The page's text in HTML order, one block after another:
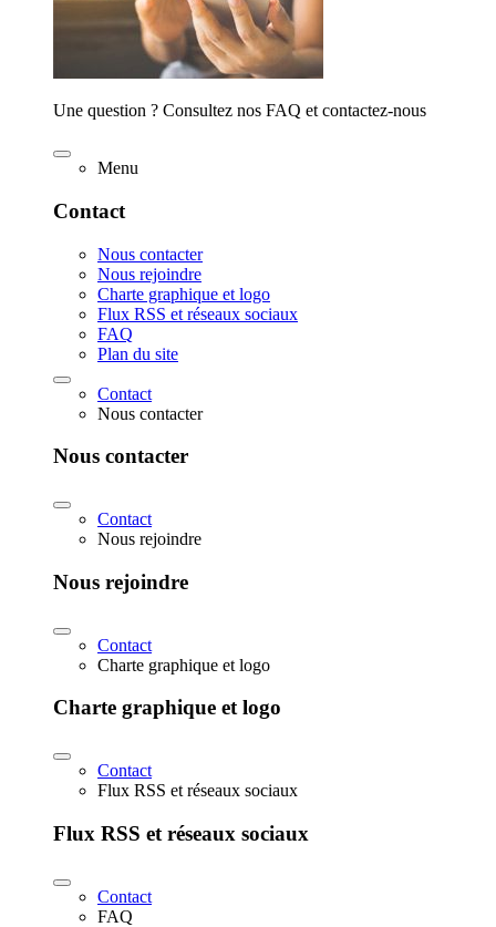
Une question ? Consultez nos FAQ et contactez-nous
Menu
Contact
Nous contacter
Nous rejoindre
Charte graphique et logo
Flux RSS et réseaux sociaux
FAQ
Plan du site
Contact
Nous contacter
Nous contacter
Contact
Nous rejoindre
Nous rejoindre
Contact
Charte graphique et logo
Charte graphique et logo
Contact
Flux RSS et réseaux sociaux
Flux RSS et réseaux sociaux
Contact
FAQ